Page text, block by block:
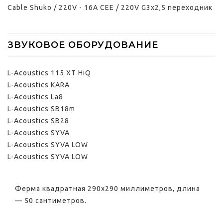
Cable Shuko / 220V - 16A CEE / 220V G3x2,5 переходник
ЗВУКОВОЕ ОБОРУДОВАНИЕ
L-Acoustics 115 XT HiQ
L-Acoustics KARA
L-Acoustics La8
L-Acoustics SB18m
L-Acoustics SB28
L-Acoustics SYVA
L-Acoustics SYVA LOW
L-Acoustics SYVA LOW
Ферма квадратная 290х290 миллиметров, длина
— 50 сантиметров.